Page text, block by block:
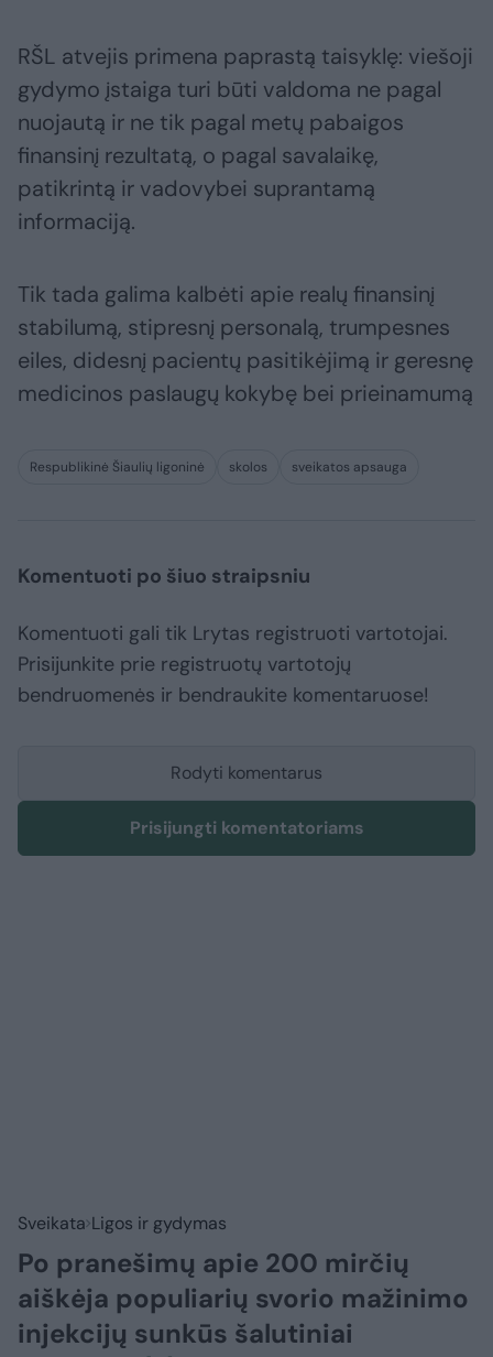
RŠL atvejis primena paprastą taisyklę: viešoji
gydymo įstaiga turi būti valdoma ne pagal
nuojautą ir ne tik pagal metų pabaigos
finansinį rezultatą, o pagal savalaikę,
patikrintą ir vadovybei suprantamą
informaciją.
Tik tada galima kalbėti apie realų finansinį
stabilumą, stipresnį personalą, trumpesnes
eiles, didesnį pacientų pasitikėjimą ir geresnę
medicinos paslaugų kokybę bei prieinamumą
Respublikinė Šiaulių ligoninė skolos sveikatos apsauga
Komentuoti po šiuo straipsniu
Komentuoti gali tik Lrytas registruoti vartotojai.
Prisijunkite prie registruotų vartotojų
bendruomenės ir bendraukite komentaruose!
Rodyti komentarus
Prisijungti komentatoriams
Sveikata Ligos ir gydymas
Po pranešimų apie 200 mirčių
aiškėja populiarių svorio mažinimo
injekcijų sunkūs šalutiniai